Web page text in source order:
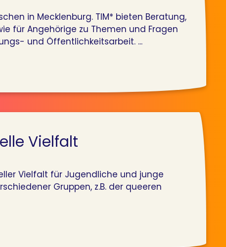
in Mecklenburg. TIM* bieten Beratung,
für Angehörige zu Themen und Fragen
und Öffentlichkeitsarbeit. ...
Vielfalt
Vielfalt für Jugendliche und junge
Gruppen, z.B. der queeren